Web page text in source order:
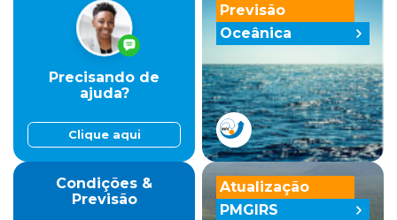
Previsão
Oceânica
Precisando de
ajuda?
Clique aqui
Condições &
Previsão
Atualização
PMGIRS